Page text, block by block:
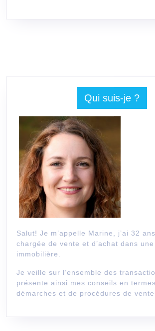
Qui suis-je ?
Salut! Je m’appelle Marine, j’ai 32
chargée de vente et d’achat dans
immobilière.
Je veille sur l’ensemble des
présente ainsi mes conseils en
démarches et de procédures de